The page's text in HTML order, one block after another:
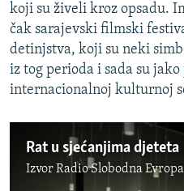
koji su živeli kroz opsadu.
čak sarajevski filmski
detinjstva, koji su neki
iz tog perioda i sada su
internacionalnoj kulturnoj
Rat u sjećanjima djeteta
IzvorRadio Slobodna Evropa